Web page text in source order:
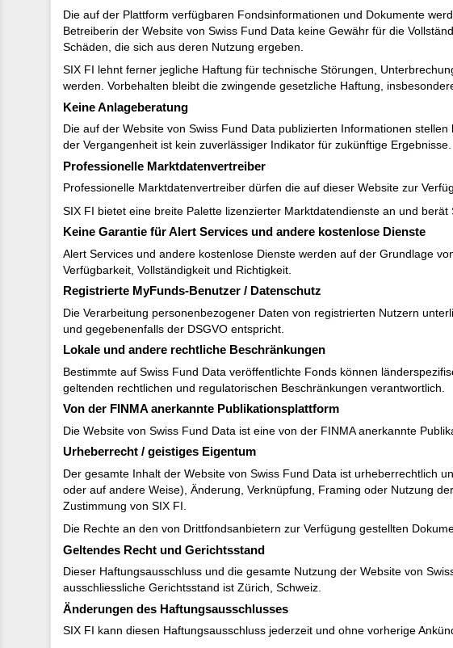
Die auf der Plattform verfügbaren Fondsinformationen und Dokumente
Betreiberin der Website von Swiss Fund Data keine Gewähr für die
Schäden, die sich aus deren Nutzung ergeben.
SIX FI lehnt ferner jegliche Haftung für technische Störungen,
werden. Vorbehalten bleibt die zwingende gesetzliche Haftung,
Keine Anlageberatung
Die auf der Website von Swiss Fund Data publizierten Informationen
der Vergangenheit ist kein zuverlässiger Indikator für zukünftige Ergebnisse.
Professionelle Marktdatenvertreiber
Professionelle Marktdatenvertreiber dürfen die auf dieser Website zur
SIX FI bietet eine breite Palette lizenzierter Marktdatendienste an und
Keine Garantie für Alert Services und andere kostenlose Dienste
Alert Services und andere kostenlose Dienste werden auf der Grundlage
Verfügbarkeit, Vollständigkeit und Richtigkeit.
Registrierte MyFunds-Benutzer / Datenschutz
Die Verarbeitung personenbezogener Daten von registrierten Nutzern
und gegebenenfalls der DSGVO entspricht.
Lokale und andere rechtliche Beschränkungen
Bestimmte auf Swiss Fund Data veröffentlichte Fonds können
geltenden rechtlichen und regulatorischen Beschränkungen verantwortlich.
Von der FINMA anerkannte Publikationsplattform
Die Website von Swiss Fund Data ist eine von der FINMA anerkannte
Urheberrecht / geistiges Eigentum
Der gesamte Inhalt der Website von Swiss Fund Data ist urheberrechtlich
oder auf andere Weise), Änderung, Verknüpfung, Framing oder Nutzung
Zustimmung von SIX FI.
Die Rechte an den von Drittfondsanbietern zur Verfügung gestellten
Geltendes Recht und Gerichtsstand
Dieser Haftungsausschluss und die gesamte Nutzung der Website von
ausschliessliche Gerichtsstand ist Zürich, Schweiz.
Änderungen des Haftungsausschlusses
SIX FI kann diesen Haftungsausschluss jederzeit und ohne vorherige